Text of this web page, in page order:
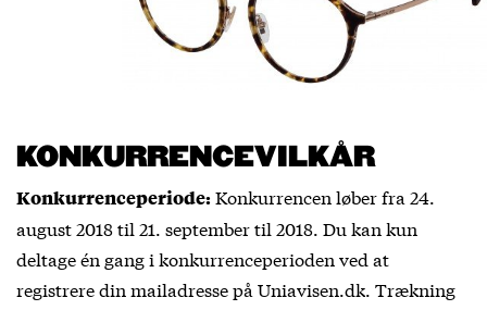
KONKURRENCEVILKÅR
Konkurrenceperiode:Konkurrencen løber fra 24.
august 2018 til 21. september til 2018. Du kan kun
deltage én gang i konkurrenceperioden ved at
registrere din mailadresse på Uniavisen.dk. Trækning